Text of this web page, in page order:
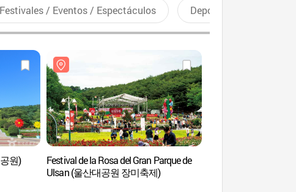
Festivales / Eventos / Espectáculos Deportes recreativos
원)
Festival de la Rosa del Gran Parque de
Ulsan (울산대공원 장미축제)